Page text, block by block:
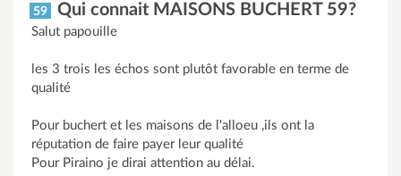
59 Qui connait MAISONS BUCHERT 59?
Salut papouille
les 3 trois les échos sont plutôt favorable en terme de
qualité
Pour buchert et les maisons de l'alloeu ,ils ont la
réputation de faire payer leur qualité
Pour Piraino je dirai attention au délai.